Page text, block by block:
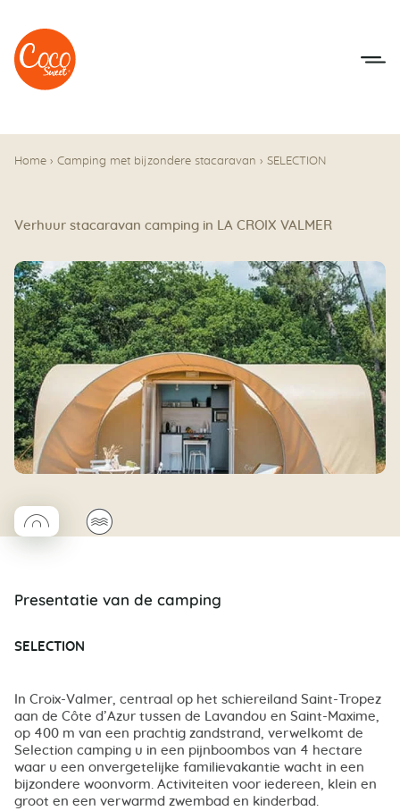
Naar het menu
Naar de inhoudsopgave
Home › Camping met bijzondere stacaravan › SELECTION
Verhuur stacaravan camping in LA CROIX VALMER
◯Coco rond🌊
Presentatie van de camping
SELECTION
In Croix-Valmer, centraal op het schiereiland Saint-Tropez
aan de Côte d’Azur tussen de Lavandou en Saint-Maxime,
op 400 m van een prachtig zandstrand, verwelkomt de
Selection camping u in een pijnboombos van 4 hectare
waar u een onvergetelijke familievakantie wacht in een
bijzondere woonvorm. Activiteiten voor iedereen, klein en
groot en een verwarmd zwembad en kinderbad.